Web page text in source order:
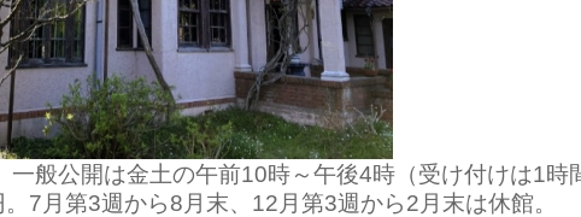
般公開は金土の午前10時～午後4時（受け付けは1時
7月第3週から8月末、12月第3週から2月末は休館。